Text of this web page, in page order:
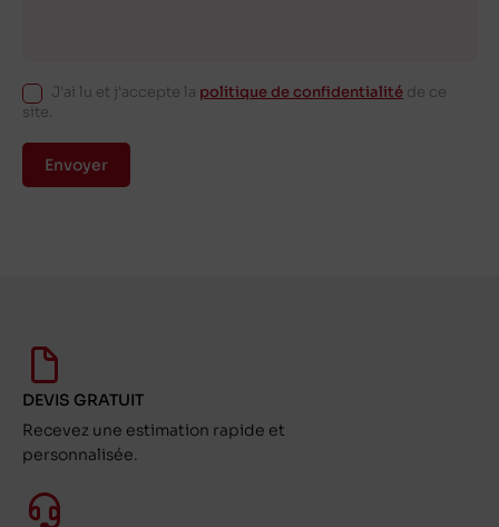
J'ai lu et j'accepte la politique de confidentialité de ce
site.
Envoyer
DEVIS GRATUIT
Recevez une estimation rapide et
personnalisée.